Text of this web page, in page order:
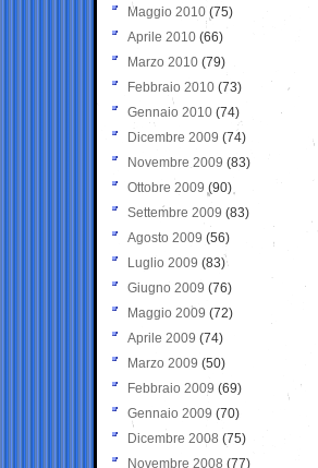
Maggio 2010 (75)
Aprile 2010 (66)
Marzo 2010 (79)
Febbraio 2010 (73)
Gennaio 2010 (74)
Dicembre 2009 (74)
Novembre 2009 (83)
Ottobre 2009 (90)
Settembre 2009 (83)
Agosto 2009 (56)
Luglio 2009 (83)
Giugno 2009 (76)
Maggio 2009 (72)
Aprile 2009 (74)
Marzo 2009 (50)
Febbraio 2009 (69)
Gennaio 2009 (70)
Dicembre 2008 (75)
Novembre 2008 (77)